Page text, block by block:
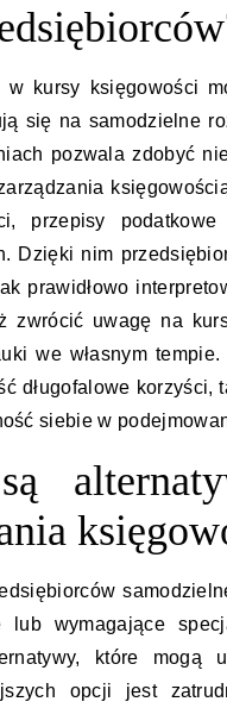
w kursy księgowości
się na samodzielne
pozwala zdobyć
przepisy
Dzięki nim
prawidłowo
zwrócić uwagę na
we własnym
długofalowe
siebie w
lub wymagające
które mogą
opcji jest